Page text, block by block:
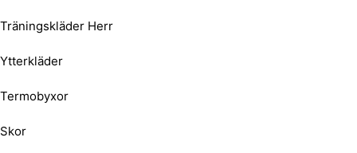
Träningskläder Herr
Ytterkläder
Termobyxor
Skor